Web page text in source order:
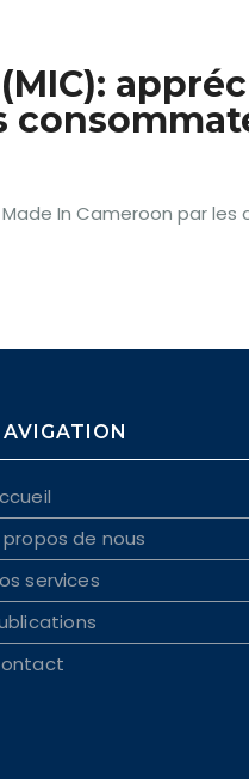
In Cameroon par les
propos de nous
services